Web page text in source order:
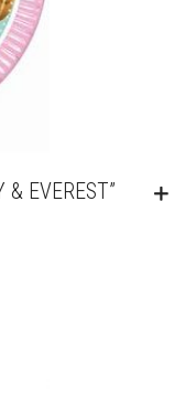
& EVEREST”